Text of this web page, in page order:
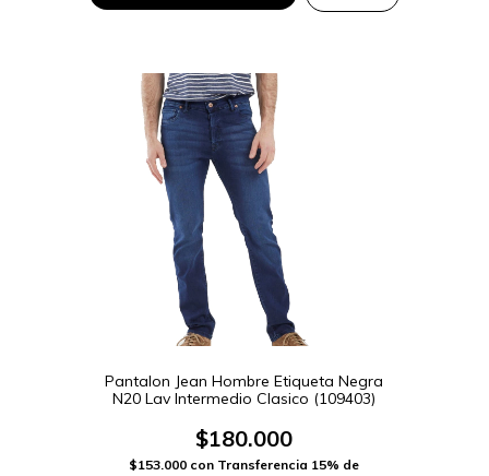
Pantalon Jean Hombre Etiqueta Negra
N20 Lav Intermedio Clasico (109403)
$180.000
$153.000 con Transferencia 15% de